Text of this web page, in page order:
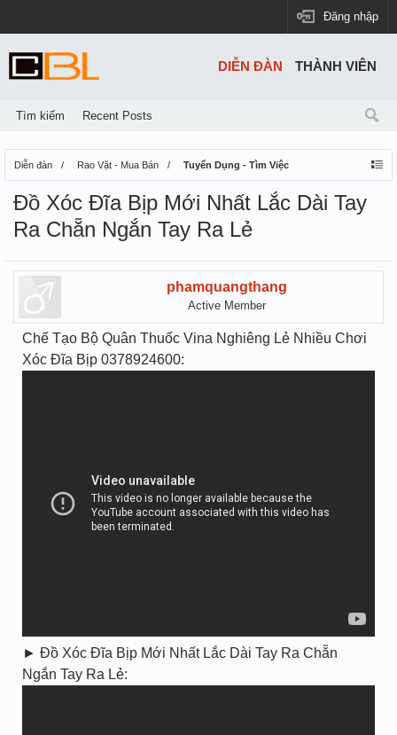
Đăng nhập
Diễn đàn Rao Vặt - Mua Bán Tuyển Dụng - Tìm Việc
Đồ Xóc Đĩa Bịp Mới Nhất Lắc Dài Tay
Ra Chẵn Ngắn Tay Ra Lẻ
phamquangthang
Active Member
Chế Tạo Bộ Quân Thuốc Vina Nghiêng Lẻ Nhiều Chơi
Xóc Đĩa Bịp 0378924600:
► Đồ Xóc Đĩa Bịp Mới Nhất Lắc Dài Tay Ra Chẵn
Ngắn Tay Ra Lẻ:
DIỄN ĐÀN
Tìm kiếm Recent Posts
THÀNH VIÊN